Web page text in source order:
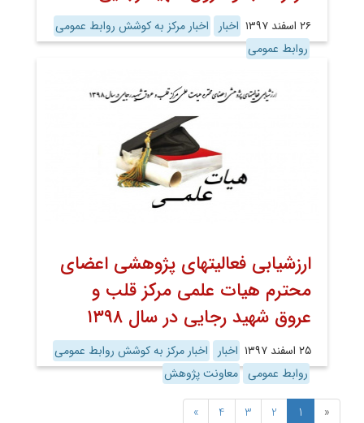
۲۶ اسفند ۱۳۹۷ اخبار
اخبار مرکز به کوشش روابط عمومی
روابط عمومی
ارزشیابی فعالیتهای پژوهشی اعضای
محترم هیات علمی مرکز قلب و
عروق شهید رجایی در سال ۱۳۹۸
۲۵ اسفند ۱۳۹۷ اخبار
اخبار مرکز به کوشش روابط عمومی
روابط عمومی معاونت پژوهش
«
1
2
3
4
»